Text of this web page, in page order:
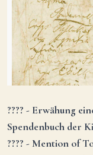
???? - Erwähung
Spendenbuch der
???? - Mention of